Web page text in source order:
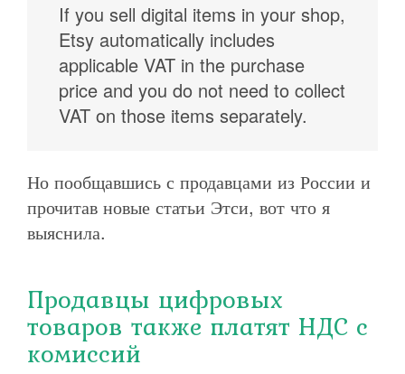
If you sell digital items in your shop,
Etsy automatically includes
applicable VAT in the purchase
price and you do not need to collect
VAT on those items separately.
Но пообщавшись с продавцами из России и
прочитав новые статьи Этси, вот что я
выяснила.
Продавцы цифровых
товаров также платят НДС с
комиссий